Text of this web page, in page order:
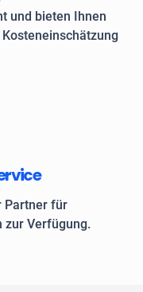
und bieten Ihnen
Partner für
zur Verfügung.